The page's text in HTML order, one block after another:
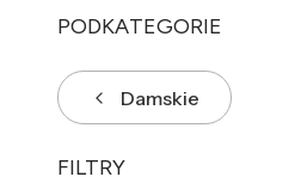
PODKATEGORIE
Damskie
FILTRY